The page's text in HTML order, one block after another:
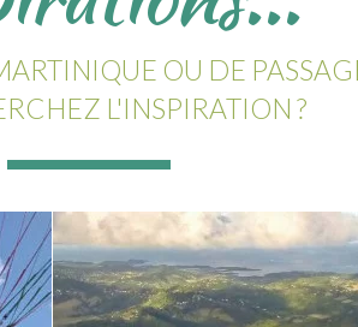
OU DE
L'INSPIRATION ?